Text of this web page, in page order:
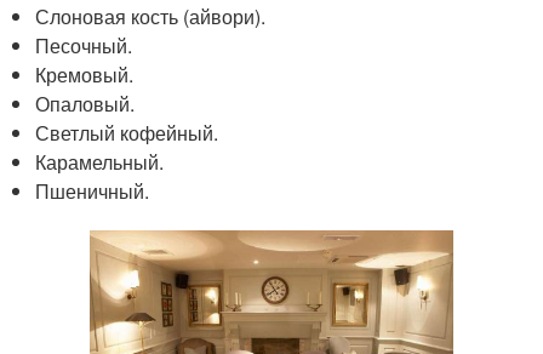
Слоновая кость (айвори).
Песочный.
Кремовый.
Опаловый.
Светлый кофейный.
Карамельный.
Пшеничный.